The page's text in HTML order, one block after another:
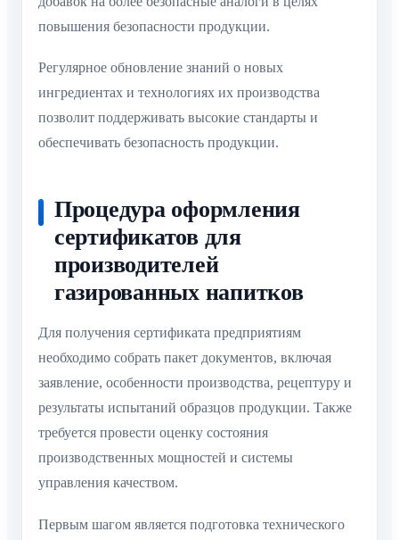
повышения безопасности продукции.
Регулярное обновление знаний о новых
ингредиентах и технологиях их производства
позволит поддерживать высокие стандарты и
обеспечивать безопасность продукции.
Процедура оформления
сертификатов для
производителей
газированных напитков
Для получения сертификата предприятиям
необходимо собрать пакет документов, включая
заявление, особенности производства, рецептуру и
результаты испытаний образцов продукции. Также
требуется провести оценку состояния
производственных мощностей и системы
управления качеством.
Первым шагом является подготовка технического